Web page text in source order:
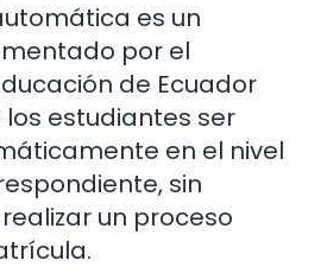
es un
por el
de Ecuador
estudiantes ser
en el nivel
sin
un proceso